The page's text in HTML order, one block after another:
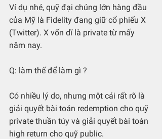
Ví dụ nhé, quỹ đại chúng lớn hàng đầu
của Mỹ là Fidelity đang giữ cổ phiếu X
(Twitter). X vốn dĩ là private từ mấy
năm nay.
Q: làm thế để làm gì ?
Có nhiều lý do, nhưng một cái rất rõ là
giải quyết bài toán redemption cho quỹ
private thuần túy và giải quyết bài toán
high return cho quỹ public.